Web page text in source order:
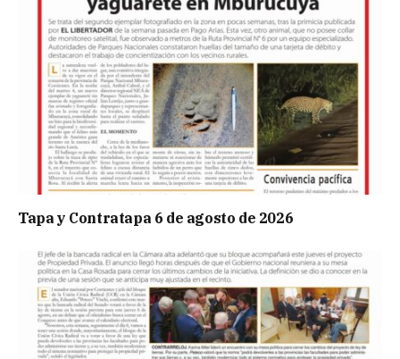
Tapa y Contratapa 6 de agosto de 2026